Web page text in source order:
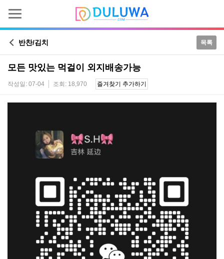
반찬/김치 목록
모든 맛있는 먹걸이 외지배송가능
작성일: 07-04 조회: 18,970 즐겨찾기 추가하기